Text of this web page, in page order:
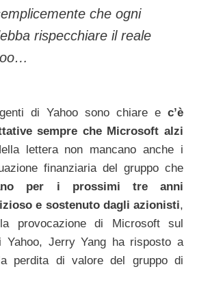
che ogni
rispecchiare il reale
di Yahoo sono chiare e c’è
sempre che Microsoft alzi
lettera non mancano anche i
finanziaria del gruppo che
per i prossimi tre anni
e sostenuto dagli azionisti,
provocazione di Microsoft sul
Yahoo, Jerry Yang ha risposto a
perdita di valore del gruppo di